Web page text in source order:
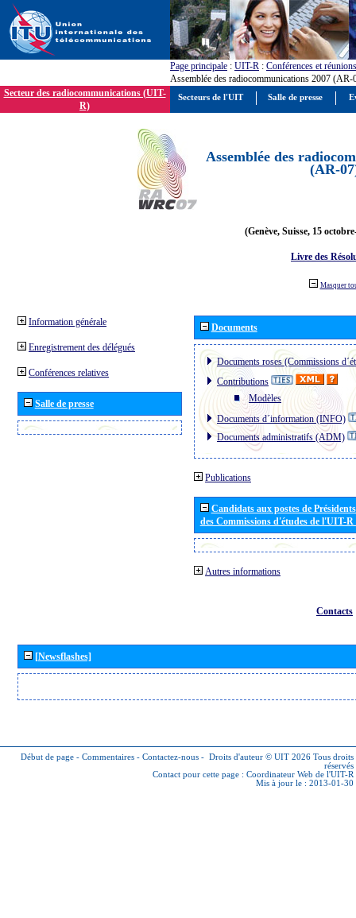
Page principale : UIT-R : Conférences et réunions
Assemblée des radiocommunications 2007 (AR-
Secteur des radiocommunications (UIT-
R)
Assemblée des
(AR-
(Genève, Suisse, 15
Livre des
Masquer
Information générale
Enregistrement des délégués
Conférences relatives
Salle de presse
Documents
Documents roses (Commissions
Contributions
Modèles
Documents d´information (INFO)
Documents administratifs (ADM)
Publications
Candidats aux postes de
des Commissions d'études de l'UIT-
Autres informations
Contacts
[Newsflashes]
Début de page - Commentaires - Contactez-nous - Droits d'auteur © UIT 2026 Tous droits
réservés
Contact pour cette page : Coordinateur Web de l'UIT-R
Mis à jour le : 2013-01-30
Secteurs de l'UIT Salle de presse